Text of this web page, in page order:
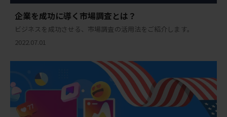
企業を成功に導く市場調査とは？
ビジネスを成功させる、市場調査の活用法をご紹介します。
2022.07.01